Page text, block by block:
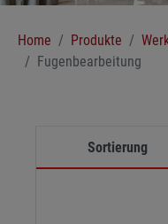
Home Produkte
Fugenbearbeitung
Sortierung